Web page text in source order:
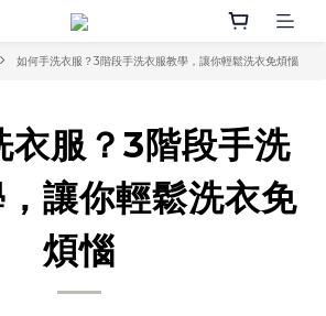
如何手洗衣服？3階段手洗衣服教學，讓你輕鬆洗衣免煩惱
衣服？3階段手洗
讓你輕鬆洗衣免
煩惱